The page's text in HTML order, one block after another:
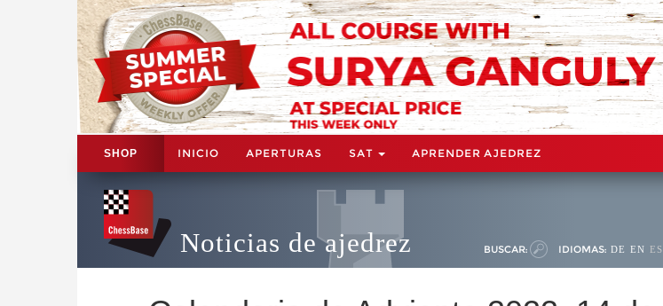
SHOP INICIO APERTURAS SAT APRENDER AJEDREZ
Noticias de ajedrez BUSCAR: IDIOMAS: DE EN ES